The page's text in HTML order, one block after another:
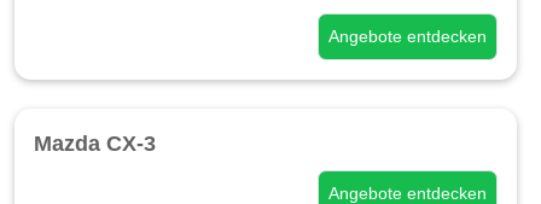
Angebote entdecken
Mazda CX-3
Angebote entdecken